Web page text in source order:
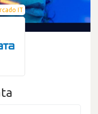
IT